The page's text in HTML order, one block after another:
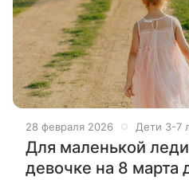
28 февраля 2026 Дети 3-7
Для маленькой
девочке на 8 марта